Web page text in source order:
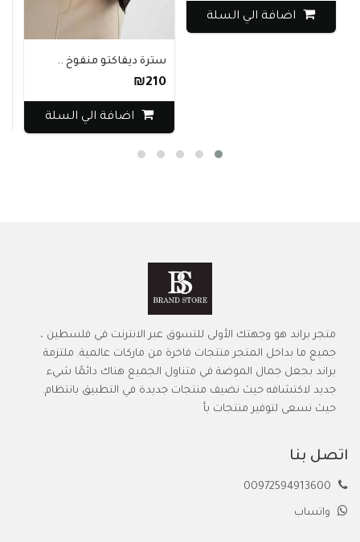
اضافة الي السلة
سترة ديفاكتو منفوخ ..
₪210
اضافة الي السلة
متجر براند هو وجهتك الأولى للتسوق عبر الانترنت في فلسطين ،
جميع ما بداخل المتجر منتجات فاخرة من ماركات عالمية. ملتزمة
براند بجعل جمال الموضة في متناول الجميع هناك دائمًا شيء
جديد لاكتشافه حيث نضيف منتجات جديدة في التطبيق بانتظام.
حيث نسعى لتوفير منتجات بأ
اتصل بنا
واتساب